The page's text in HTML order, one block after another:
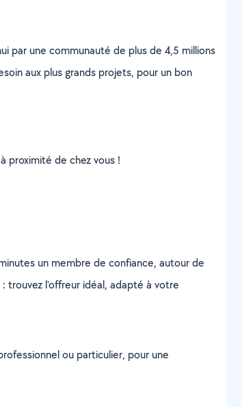
par une communauté de plus de 4,5 millions
aux plus grands projets, pour un bon
proximité de chez vous !
un membre de confiance, autour de
trouvez l'offreur idéal, adapté à votre
ou particulier, pour une